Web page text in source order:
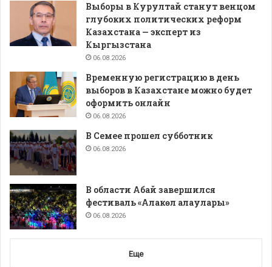
Выборы в Курултай станут венцом
глубоких политических реформ
Казахстана — эксперт из
Кыргызстана
06.08.2026
Временную регистрацию в день
выборов в Казахстане можно будет
оформить онлайн
06.08.2026
В Семее прошел субботник
06.08.2026
В области Абай завершился
фестиваль «Алакөл алаулары»
06.08.2026
Еще